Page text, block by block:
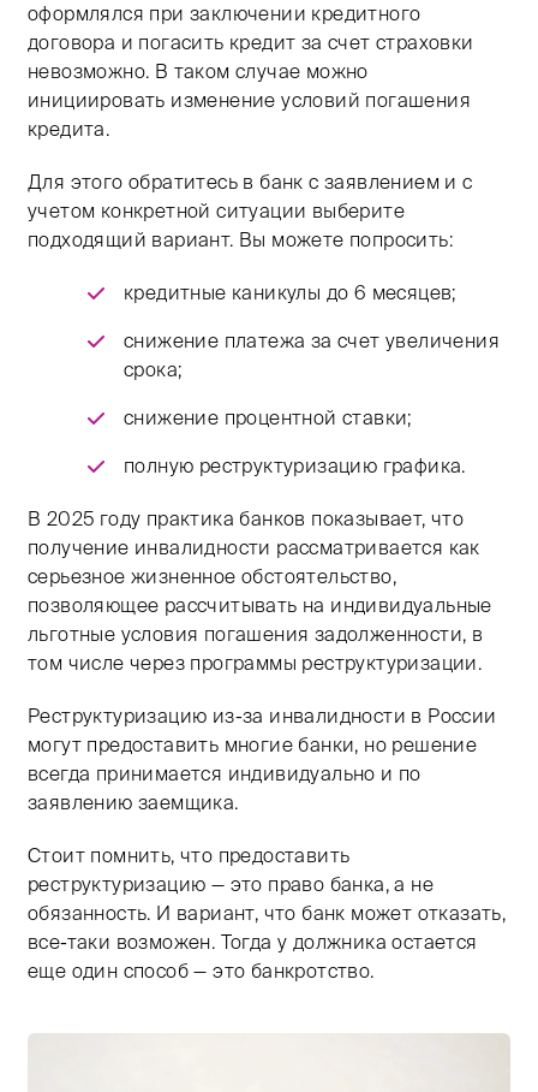
оформлялся при заключении кредитного
договора и погасить кредит за счет страховки
невозможно. В таком случае можно
инициировать изменение условий погашения
кредита.
Для этого обратитесь в банк с заявлением и с
учетом конкретной ситуации выберите
подходящий вариант. Вы можете попросить:
кредитные каникулы до 6 месяцев;
снижение платежа за счет увеличения
срока;
снижение процентной ставки;
полную реструктуризацию графика. ​
В 2025 году практика банков показывает, что
получение инвалидности рассматривается как
серьезное жизненное обстоятельство,
позволяющее рассчитывать на индивидуальные
льготные условия погашения задолженности, в
том числе через программы реструктуризации. ​
Реструктуризацию из-за инвалидности в России
могут предоставить многие банки, но решение
всегда принимается индивидуально и по
заявлению заемщика. ​
Стоит помнить, что предоставить
реструктуризацию — это право банка, а не
обязанность. И вариант, что банк может отказать,
все-таки возможен. Тогда у должника остается
еще один способ — это банкротство. ​